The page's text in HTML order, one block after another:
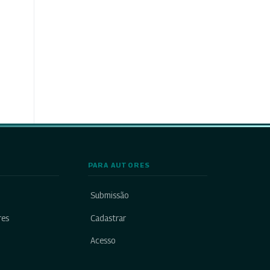
PARA AUTORES
Submissão
Cadastrar
Acesso